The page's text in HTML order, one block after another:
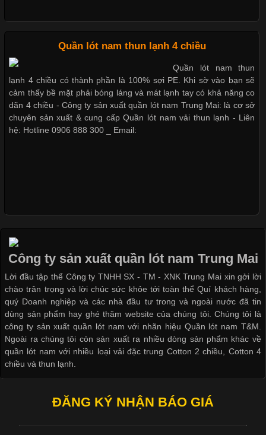
Cập nhật 2026-05-20 14:58:56
Vải thun là một trong những chất liệu được sử dụng rộng rãi
nhất trong ngành thời trang nhờ đặc tính co giãn, mềm mại và
thoải mái khi mặc. Từ áo thun, đồ thể thao cho đến đồ lót nam,
vải thun luôn đóng vai trò quan trọng trong quá trình sản xuất.
Hiện nay, nhu cầu tìm kiếm quần lót nam giá
Các Form Áo Thun Phổ Biến Hiện Nay Và Xu Hướng Trong
Ngành May Mặc Áo thun là một trong những trang phục quen
thuộc và được sử dụng phổ biến nhất hiện nay. Không chỉ đa
dạng về màu sắc hay chất liệu, áo thun còn có nhiều form dáng
khác nhau để phù hợp với từng phong cách thời trang và nhu
cầu
Khám Phá Áo Phông Trang Phục Phổ Biến Nhất Hiện Nay
Áo phông là một trong những trang phục phổ biến nhất trong
Không chỉ xuất hiện trong thời trang thường ngày, áo phông còn
Quần lót nam thun lạnh 4 chiều
Quần lót nam thun
lạnh 4 chiều có thành phần là 100% sợi PE. Khi sờ vào bạn sẽ
cảm thấy bề mặt phải bóng láng và mát lạnh tay có khả năng co
dãn 4 chiều - Công ty sản xuất quần lót nam Trung Mai: là cơ sở
chuyên sản xuất & cung cấp Quần lót nam vải thun lạnh - Liên
hệ: Hotline 0906 888 300 _ Email:
Công ty sản xuất quần lót nam Trung Mai
Lời đầu tập thể Công ty TNHH SX - TM - XNK Trung Mai xin gởi lời
chào trân trọng và lời chúc sức khỏe tới toàn thể Quí khách hàng,
quý Doanh nghiệp và các nhà đầu tư trong và ngoài nước đã tin
dùng sản phẩm hay ghé thăm website của chúng tôi. Chúng tôi là
công ty sản xuất quần lót nam với nhãn hiệu Quần lót nam T&M.
Ngoài ra chúng tôi còn sản xuất ra nhiều dòng sản phẩm khác về
quần lót nam với nhiều loại vải đặc trung Cotton 2 chiều, Cotton 4
chiều và thun lạnh.
ĐĂNG KÝ NHẬN BÁO GIÁ